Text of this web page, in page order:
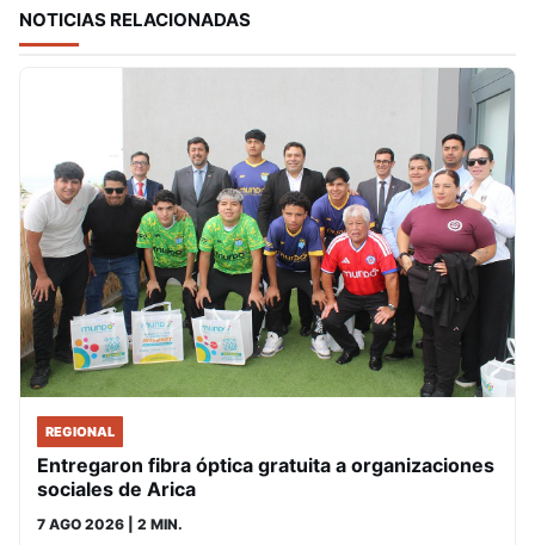
NOTICIAS RELACIONADAS
REGIONAL
Entregaron fibra óptica gratuita a organizaciones
sociales de Arica
7 AGO 2026 | 2 MIN.